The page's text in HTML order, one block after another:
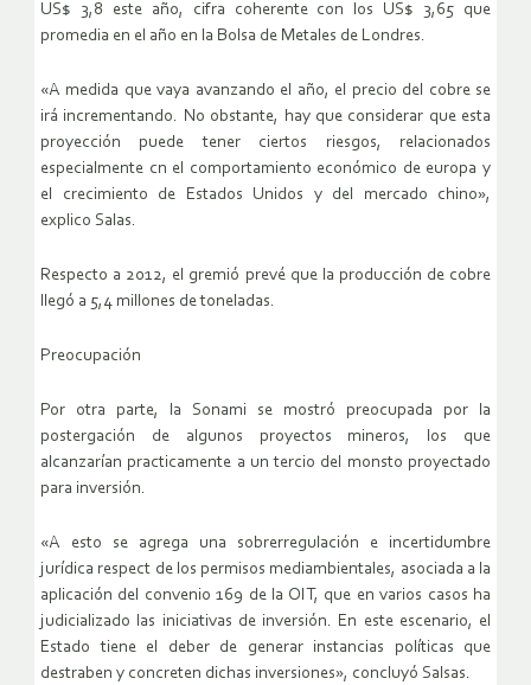
US$ 3,8 este año, cifra coherente con los US$ 3,65 que
promedia en el año en la Bolsa de Metales de Londres.
«A medida que vaya avanzando el año, el precio del cobre se
irá incrementando. No obstante, hay que considerar que esta
proyección puede tener ciertos riesgos, relacionados
especialmente cn el comportamiento económico de europa y
el crecimiento de Estados Unidos y del mercado chino»,
explico Salas.
Respecto a 2012, el gremió prevé que la producción de cobre
llegó a 5,4 millones de toneladas.
Preocupación
Por otra parte, la Sonami se mostró preocupada por la
postergación de algunos proyectos mineros, los que
alcanzarían practicamente a un tercio del monsto proyectado
para inversión.
«A esto se agrega una sobrerregulación e incertidumbre
jurídica respect de los permisos mediambientales, asociada a la
aplicación del convenio 169 de la OIT, que en varios casos ha
judicializado las iniciativas de inversión. En este escenario, el
Estado tiene el deber de generar instancias políticas que
destraben y concreten dichas inversiones», concluyó Salsas.